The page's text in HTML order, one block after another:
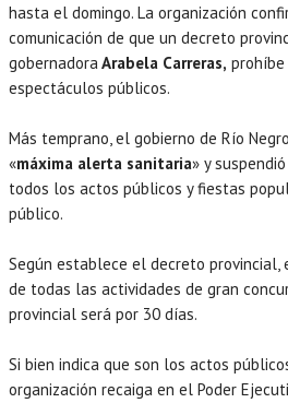
hasta el domingo. La organización
comunicación de que un decreto
gobernadoraArabela Carreras,
espectáculos públicos.
Más temprano, el gobierno de Río
«máxima alerta sanitaria» y
todos los actos públicos y fiestas
público.
Según establece el decreto provincial,
de todas las actividades de gran
provincial será por 30 días.
Si bien indica que son los actos
organización recaiga en el Poder